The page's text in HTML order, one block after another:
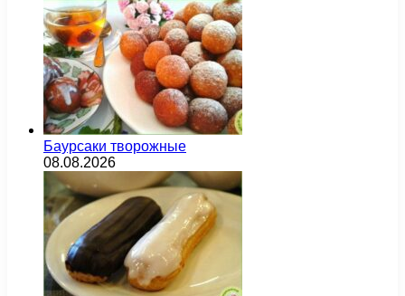
Баурсаки творожные
08.08.2026